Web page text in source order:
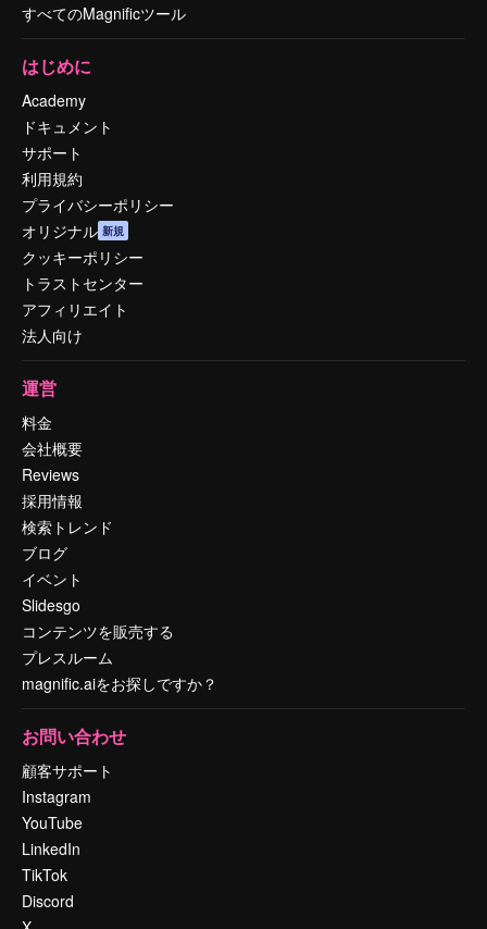
すべてのMagnificツール
はじめに
Academy
ドキュメント
サポート
利用規約
プライバシーポリシー
オリジナル 新規
クッキーポリシー
トラストセンター
アフィリエイト
法人向け
運営
料金
会社概要
Reviews
採用情報
検索トレンド
ブログ
イベント
Slidesgo
コンテンツを販売する
プレスルーム
magnific.aiをお探しですか？
お問い合わせ
顧客サポート
Instagram
YouTube
LinkedIn
TikTok
Discord